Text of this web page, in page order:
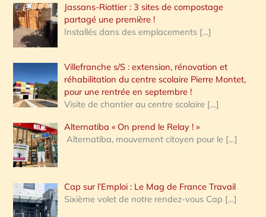
Jassans-Riottier : 3 sites de compostage
partagé une première !
Installés dans des emplacements […]
Villefranche s/S : extension, rénovation et
réhabilitation du centre scolaire Pierre Montet,
pour une rentrée en septembre !
Visite de chantier au centre scolaire […]
Alternatiba « On prend le Relay ! »
Alternatiba, mouvement citoyen pour le […]
Cap sur l’Emploi : Le Mag de France Travail
Sixième volet de notre rendez-vous Cap […]